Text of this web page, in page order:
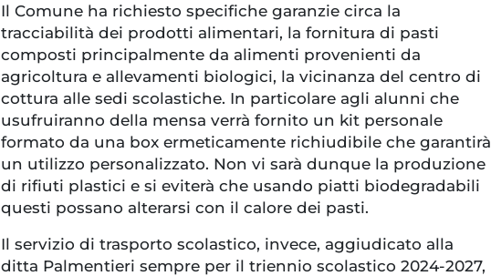
Il Comune ha richiesto specifiche garanzie circa la
tracciabilità dei prodotti alimentari, la fornitura di pasti
composti principalmente da alimenti provenienti da
agricoltura e allevamenti biologici, la vicinanza del centro di
cottura alle sedi scolastiche. In particolare agli alunni che
usufruiranno della mensa verrà fornito un kit personale
formato da una box ermeticamente richiudibile che garantirà
un utilizzo personalizzato. Non vi sarà dunque la produzione
di rifiuti plastici e si eviterà che usando piatti biodegradabili
questi possano alterarsi con il calore dei pasti.
Il servizio di trasporto scolastico, invece, aggiudicato alla
ditta Palmentieri sempre per il triennio scolastico 2024-2027,